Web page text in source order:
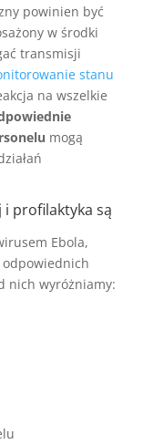
powinien być
w środki
transmisji
stanu
na wszelkie
mogą
i profilaktyka są
Ebola,
nich wyróżniamy: